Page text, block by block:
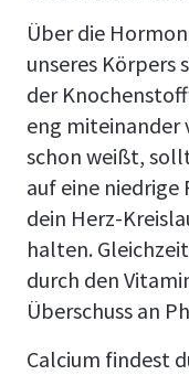
Über die
unseres Körpers
der
eng miteinander
schon weißt,
auf eine
dein Herz-
halten.
durch den
Überschuss an
Calcium findest